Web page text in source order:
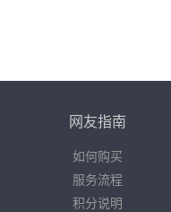
网友指南
如何购买
服务流程
积分说明